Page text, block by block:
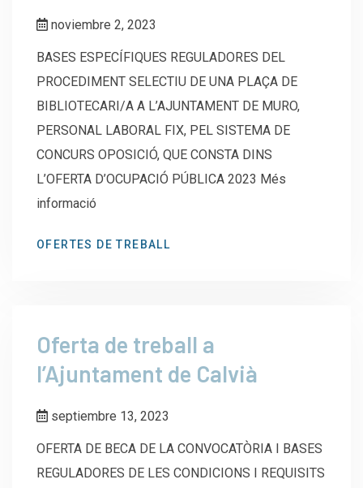
noviembre 2, 2023
BASES ESPECÍFIQUES REGULADORES DEL
PROCEDIMENT SELECTIU DE UNA PLAÇA DE
BIBLIOTECARI/A A L’AJUNTAMENT DE MURO,
PERSONAL LABORAL FIX, PEL SISTEMA DE
CONCURS OPOSICIÓ, QUE CONSTA DINS
L’OFERTA D’OCUPACIÓ PÚBLICA 2023 Més
informació
OFERTES DE TREBALL
Oferta de treball a
l’Ajuntament de Calvià
septiembre 13, 2023
OFERTA DE BECA DE LA CONVOCATÒRIA I BASES
REGULADORES DE LES CONDICIONS I REQUISITS